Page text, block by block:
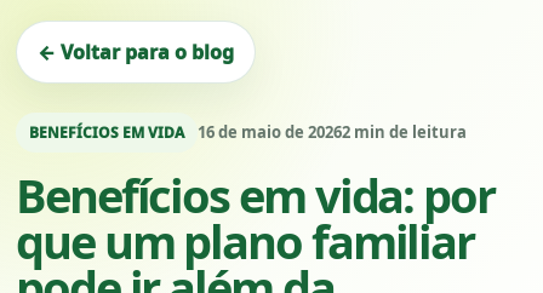
← Voltar para o blog
BENEFÍCIOS EM VIDA 16 de maio de 20262 min de leitura
Benefícios em vida: por
que um plano familiar